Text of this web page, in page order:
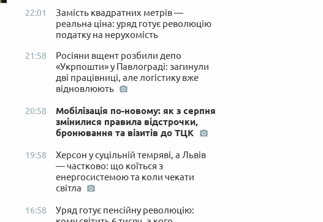
22:01
Замість квадратних метрів —
реальна ціна: уряд готує революцію
податку на нерухомість
21:58
Росіяни вщент розбили депо
«Укрпошти» у Павлограді: загинули
дві працівниці, але логістику вже
відновлюють
20:58
Мобілізація по-новому: як з серпня
змінилися правила відстрочки,
бронювання та візитів до ТЦК
19:58
Херсон у суцільній темряві, а Львів
— частково: що коїться з
енергосистемою та коли чекати
світла
16:58
Уряд готує пенсійну революцію: